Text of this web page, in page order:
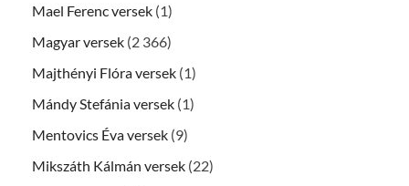
Mael Ferenc versek (1)
Magyar versek (2 366)
Majthényi Flóra versek (1)
Mándy Stefánia versek (1)
Mentovics Éva versek (9)
Mikszáth Kálmán versek (22)